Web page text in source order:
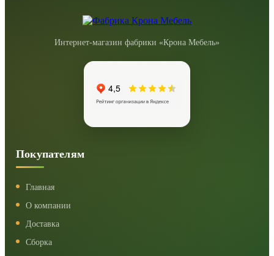
Интернет-магазин фабрики «Крона Мебель»
Покупателям
Главная
О компании
Доставка
Сборка